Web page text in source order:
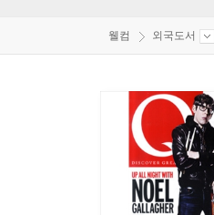
웰컴 외국도서